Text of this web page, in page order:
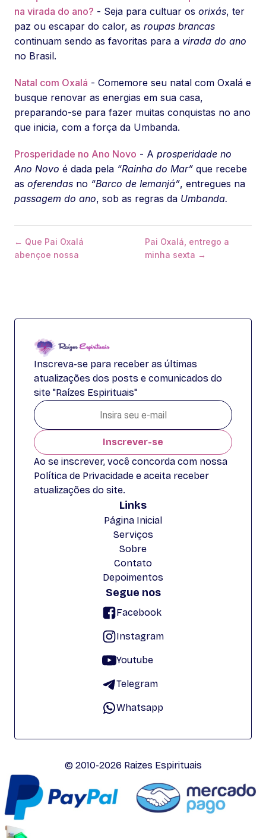
na virada do ano? - Seja para cultuar os orixás, ter
paz ou escapar do calor, as roupas brancas
continuam sendo as favoritas para a virada do ano
no Brasil.
Natal com Oxalá - Comemore seu natal com Oxalá e
busque renovar as energias em sua casa,
preparando-se para fazer muitas conquistas no ano
que inicia, com a força da Umbanda.
Prosperidade no Ano Novo - A prosperidade no
Ano Novo é dada pela “Rainha do Mar” que recebe
as oferendas no “Barco de Iemanjá”, entregues na
passagem do ano, sob as regras da Umbanda.
← Que Pai Oxalá
abençoe nossa
Pai Oxalá, entrego a
minha sexta →
Inscreva-se para receber as últimas
atualizações dos posts e comunicados do
site "Raízes Espirituais"
Inscrever-se
Ao se inscrever, você concorda com nossa
Política de Privacidade e aceita receber
atualizações do site.
Links
Página Inicial
Serviços
Sobre
Contato
Depoimentos
Segue nos
Facebook
Instagram
Youtube
Telegram
Whatsapp
© 2010-2026 Raizes Espirituais